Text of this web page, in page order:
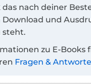
das nach deiner
Download und
steht.
zu E-Books
Fragen &